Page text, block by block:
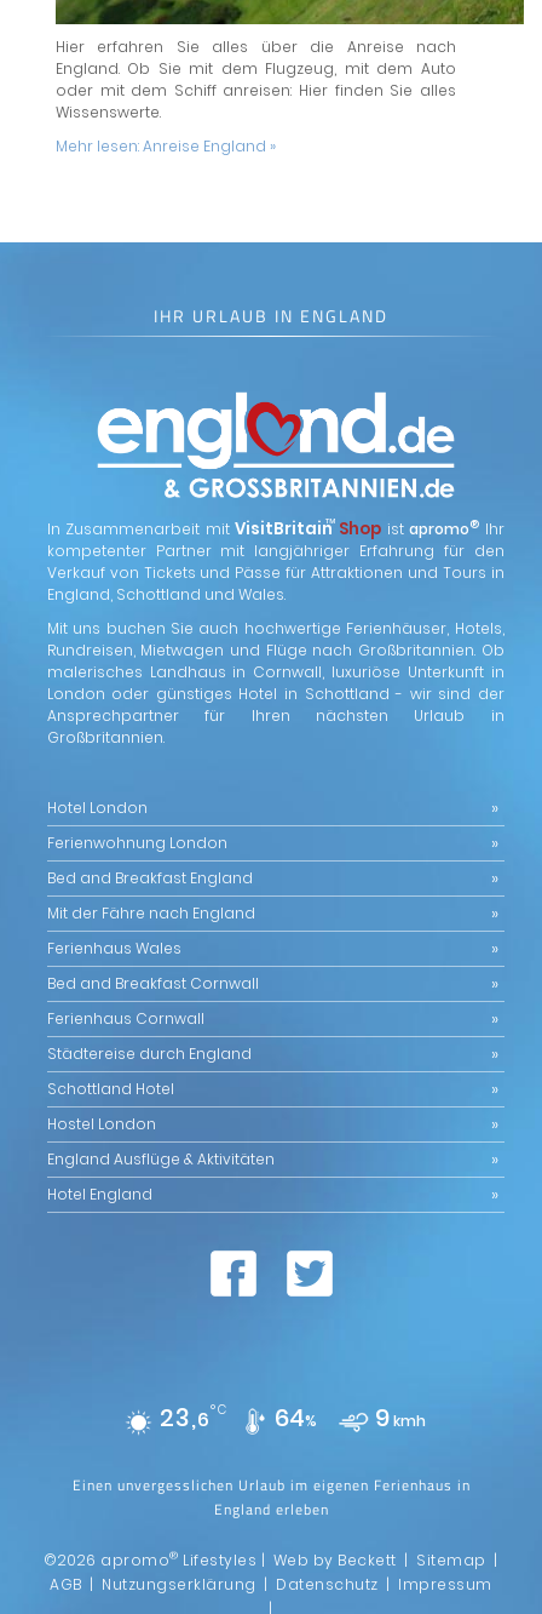
Hier erfahren Sie alles über die Anreise nach
England. Ob Sie mit dem Flugzeug, mit dem Auto
oder mit dem Schiff anreisen: Hier finden Sie alles
Wissenswerte.
Mehr lesen:Anreise England »
IHR URLAUB IN ENGLAND
In Zusammenarbeit mitVisitBritain
™ Shop istapromo® Ihr
kompetenter Partner mit langjähriger Erfahrung für den
Verkauf von Tickets und Pässe für Attraktionen und Tours in
England, Schottland und Wales.
Mit uns buchen Sie auch hochwertige Ferienhäuser, Hotels,
Rundreisen, Mietwagen und Flüge nach Großbritannien. Ob
malerisches Landhaus in Cornwall, luxuriöse Unterkunft in
London oder günstiges Hotel in Schottland - wir sind der
Ansprechpartner für Ihren nächsten Urlaub in
Großbritannien.
Hotel London
Ferienwohnung London
Bed and Breakfast England
Mit der Fähre nach England
Ferienhaus Wales
Bed and Breakfast Cornwall
Ferienhaus Cornwall
Städtereise durch England
Schottland Hotel
Hostel London
England Ausflüge & Aktivitäten
Hotel England
23,6°C 64% 9kmh
Einen unvergesslichen Urlaub im eigenen Ferienhaus in
England erleben
©2026 apromo® Lifestyles | Web by Beckett | Sitemap |
AGB | Nutzungserklärung | Datenschutz | Impressum
|